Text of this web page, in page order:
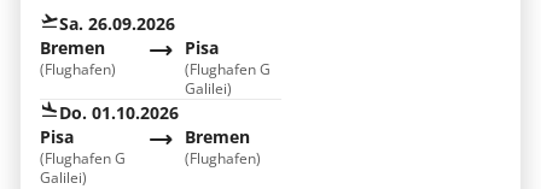
Sa. 26.09.2026
Bremen
(Flughafen)
Pisa
(Flughafen G
Galilei)
Do. 01.10.2026
Bremen
(Flughafen)
Pisa
(Flughafen G
Galilei)